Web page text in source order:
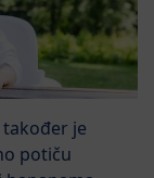
je
potiču